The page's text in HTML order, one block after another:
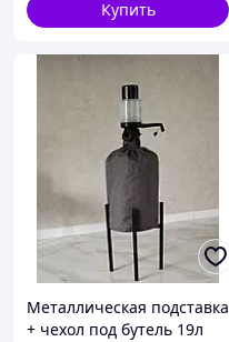
Купить
Металлическая подставка
+ чехол под бутель 19л